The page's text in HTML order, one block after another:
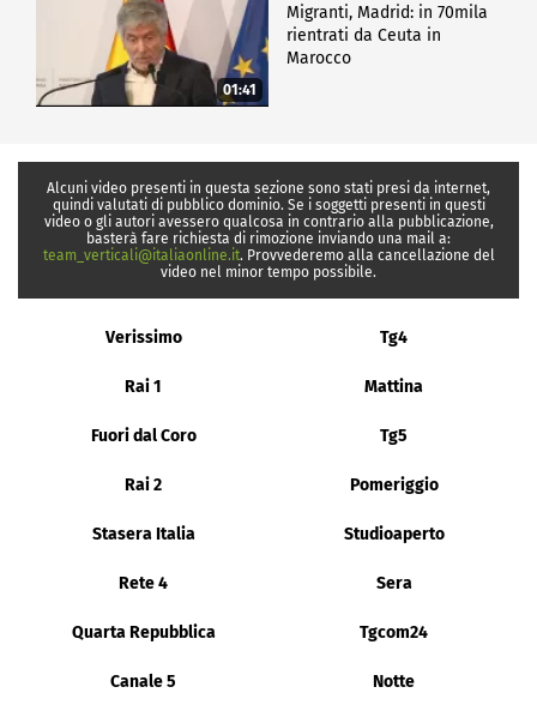
01:41
Migranti, Madrid: in 70mila
rientrati da Ceuta in
Marocco
Alcuni video presenti in questa sezione sono stati presi da internet,
quindi valutati di pubblico dominio. Se i soggetti presenti in questi
video o gli autori avessero qualcosa in contrario alla pubblicazione,
basterà fare richiesta di rimozione inviando una mail a:
team_verticali@italiaonline.it. Provvederemo alla cancellazione del
video nel minor tempo possibile.
Verissimo Tg4
Rai 1 Mattina
Fuori dal Coro Tg5
Rai 2 Pomeriggio
Stasera Italia Studioaperto
Rete 4 Sera
Quarta Repubblica Tgcom24
Canale 5 Notte